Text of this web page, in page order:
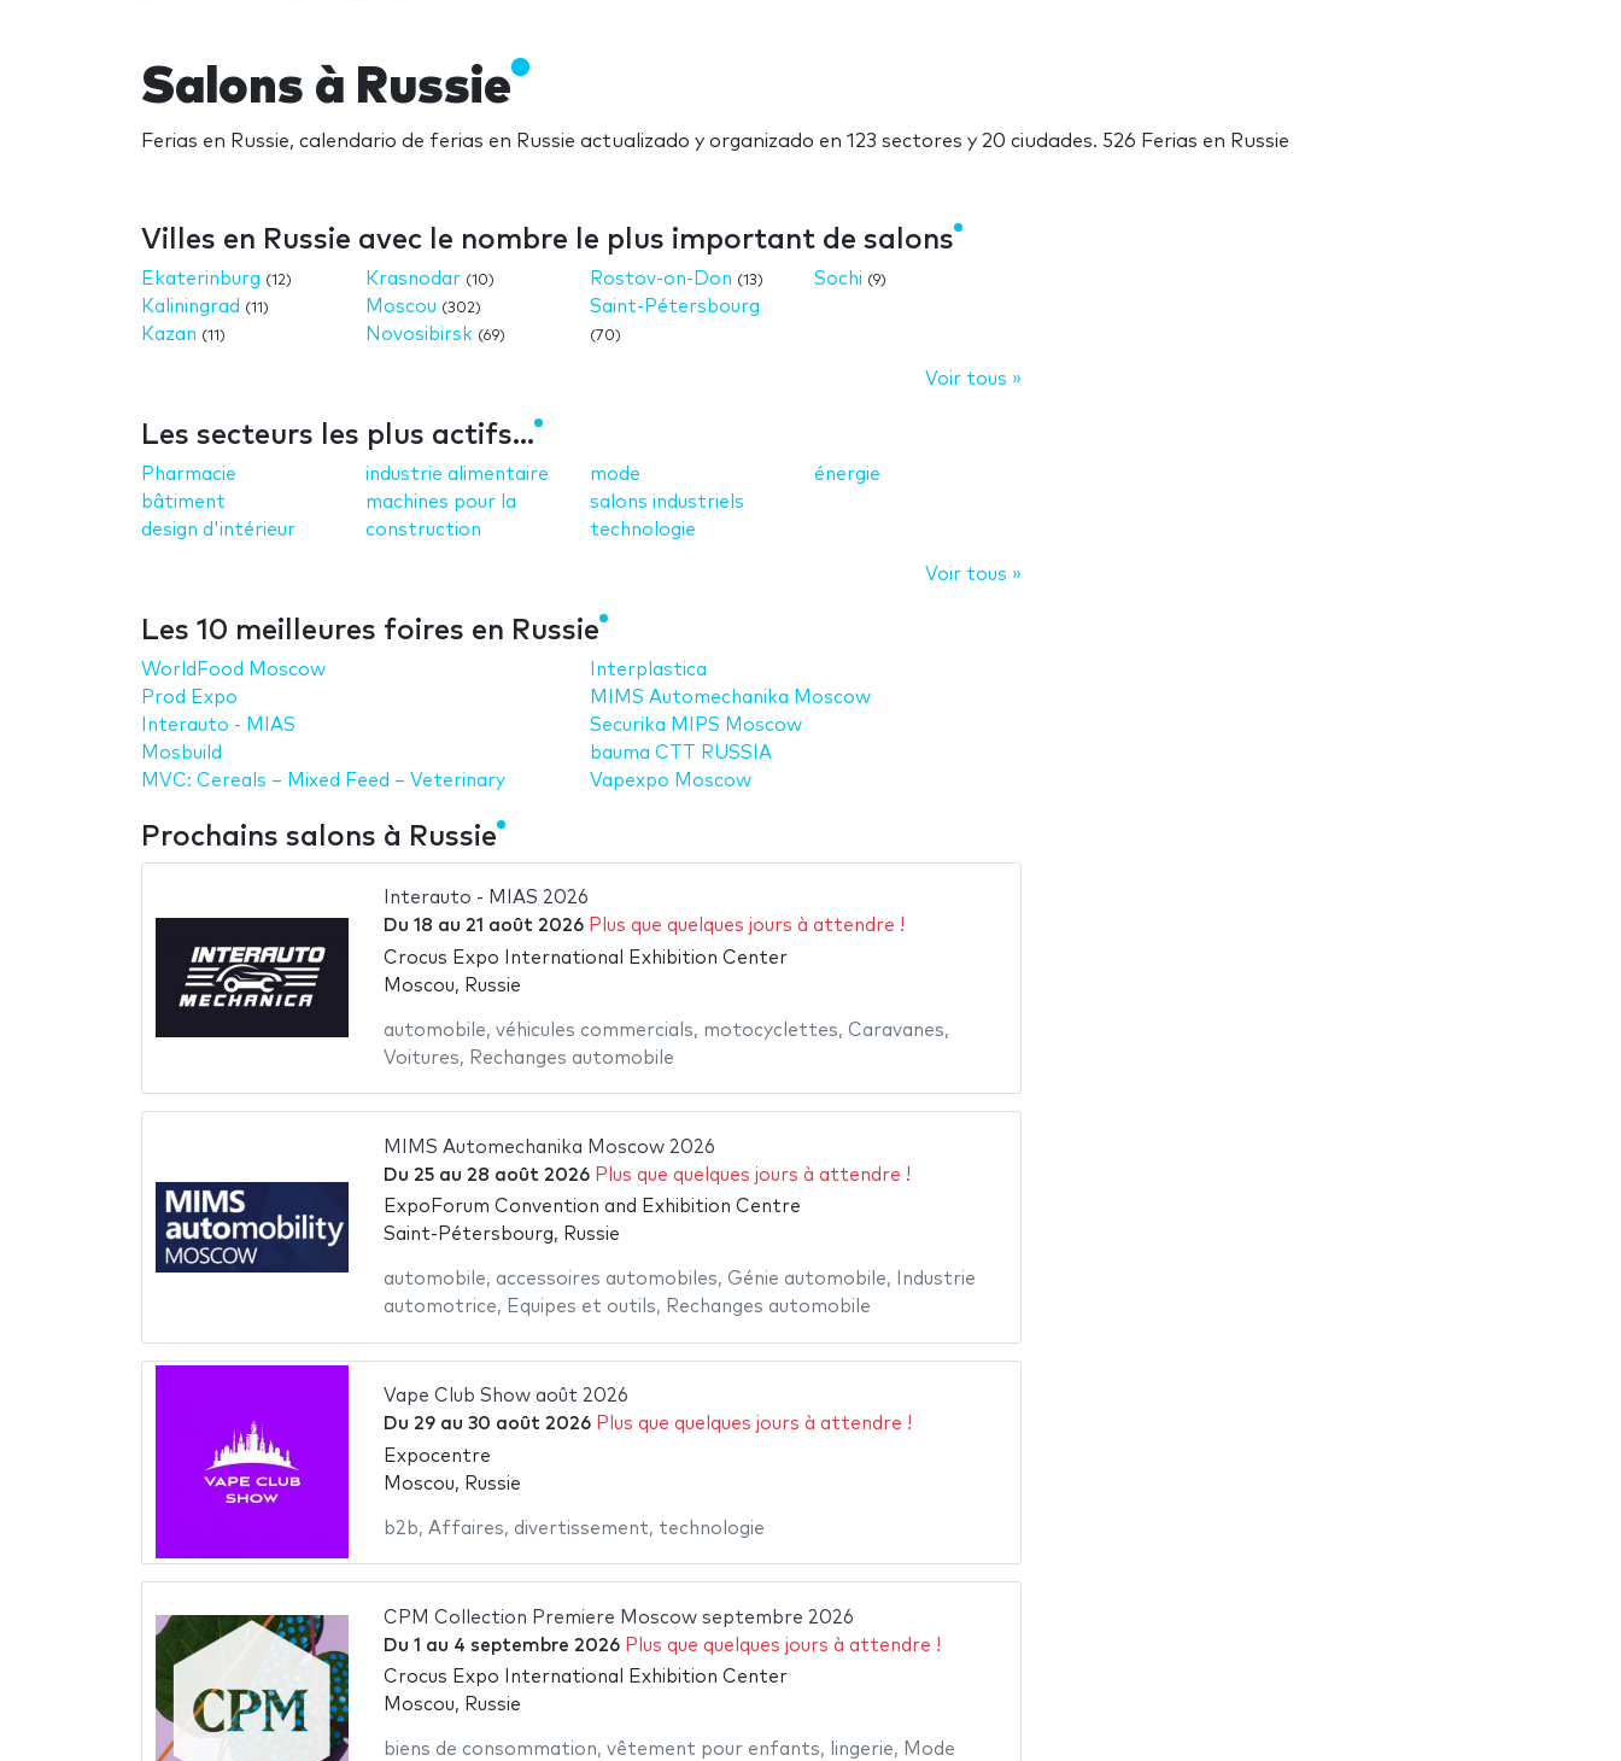
Salons à Russie
Ferias en Russie, calendario de ferias en Russie actualizado y organizado en 123 sectores y 20 ciudades. 526 Ferias en Russie
Villes en Russie avec le nombre le plus important de salons
Ekaterinburg (12)
Kaliningrad (11)
Kazan (11)
Krasnodar (10)
Moscou (302)
Novosibirsk (69)
Rostov-on-Don (13)
Saint-Pétersbourg
(70)
Sochi (9)
Voir tous »
Les secteurs les plus actifs...
Pharmacie
bâtiment
design d'intérieur
industrie alimentaire
machines pour la
construction
mode
salons industriels
technologie
énergie
Voir tous »
Les 10 meilleures foires en Russie
WorldFood Moscow
Prod Expo
Interauto - MIAS
Mosbuild
MVC: Cereals – Mixed Feed – Veterinary
Interplastica
MIMS Automechanika Moscow
Securika MIPS Moscow
bauma CTT RUSSIA
Vapexpo Moscow
Prochains salons à Russie
Interauto - MIAS 2026
Du 18 au 21 août 2026 Plus que quelques jours à attendre !
Crocus Expo International Exhibition Center
Moscou, Russie
automobile, véhicules commercials, motocyclettes, Caravanes,
Voitures, Rechanges automobile
MIMS Automechanika Moscow 2026
Du 25au 28 août 2026 Plus que quelques jours à attendre !
ExpoForum Convention and Exhibition Centre
Saint-Pétersbourg, Russie
automobile, accessoires automobiles, Génie automobile,
Industrie
automotrice, Equipes et outils, Rechanges automobile
Vape Club Show août 2026
Du 29au 30 août 2026 Plus que quelques jours à attendre !
Expocentre
Moscou, Russie
b2b, Affaires, divertissement, technologie
CPM Collection Premiere Moscow septembre 2026
Du 1 au 4 septembre 2026 Plus que quelques jours à attendre !
Crocus Expo International Exhibition Center
Moscou, Russie
biens de consommation, vêtement pour enfants, lingerie, Mode